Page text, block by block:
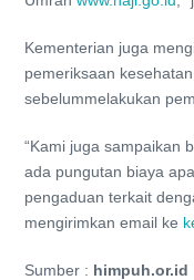
Kementerian juga
pemeriksaan
sebelummelakukan
“Kami juga sampaikan
ada pungutan biaya
pengaduan terkait
mengirimkan email ke
Sumber : himpuh.or.id